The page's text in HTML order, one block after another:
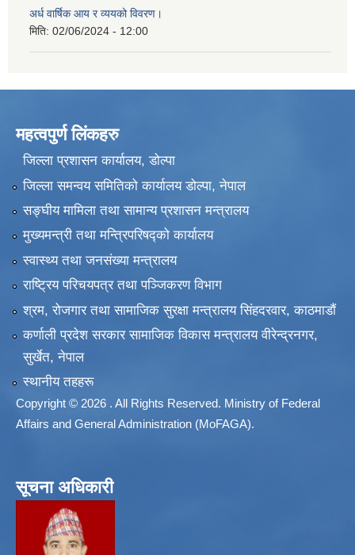
अर्ध वार्षिक आय र व्ययको विवरण।
मिति: 02/06/2024 - 12:00
महत्वपुर्ण लिंकहरु
जिल्ला प्रशासन कार्यालय, डोल्पा
जिल्ला समन्वय समितिको कार्यालय डोल्पा, नेपाल
सङ्‍घीय मामिला तथा सामान्य प्रशासन मन्त्रालय
मुख्यमन्त्री तथा मन्त्रिपरिषद्को कार्यालय
स्वास्थ्य तथा जनसंख्या मन्त्रालय
राष्ट्रिय परिचयपत्र तथा पञ्जिकरण विभाग
श्रम, रोजगार तथा सामाजिक सुरक्षा मन्त्रालय सिंहदरवार, काठमाडाैं
कर्णाली प्रदेश सरकार सामाजिक विकास मन्त्रालय वीरेन्द्रनगर,
सुर्खेत, नेपाल
स्थानीय तहहरू
Copyright © 2026 . All Rights Reserved. Ministry of Federal
Affairs and General Administration (MoFAGA).
सूचना अधिकारी